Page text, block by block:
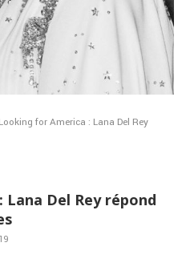
Looking for America : Lana Del Rey
Del Rey répond